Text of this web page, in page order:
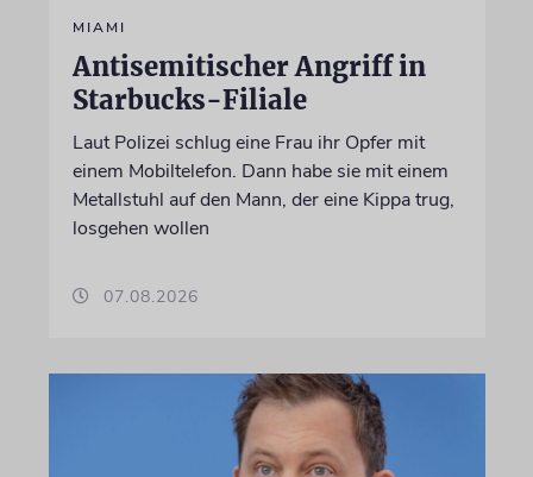
MIAMI
Antisemitischer Angriff in
Starbucks-Filiale
Laut Polizei schlug eine Frau ihr Opfer mit
einem Mobiltelefon. Dann habe sie mit einem
Metallstuhl auf den Mann, der eine Kippa trug,
losgehen wollen
07.08.2026